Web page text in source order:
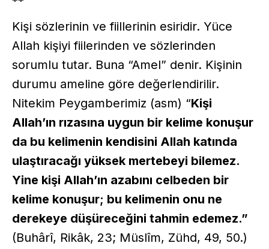
Kişi sözlerinin ve fiillerinin esiridir. Yüce
Allah kişiyi fiilerinden ve sözlerinden
sorumlu tutar. Buna “Amel” denir. Kişinin
durumu ameline göre değerlendirilir.
Nitekim Peygamberimiz (asm) “Kişi
Allah’ın rızasına uygun bir kelime konuşur
da bu kelimenin kendisini Allah katında
ulaştıracağı yüksek mertebeyi bilemez.
Yine kişi Allah’ın azabını celbeden bir
kelime konuşur; bu kelimenin onu ne
derekeye düşüreceğini tahmin edemez.”
(Buhârî, Rikâk, 23; Müslîm, Zühd, 49, 50.)